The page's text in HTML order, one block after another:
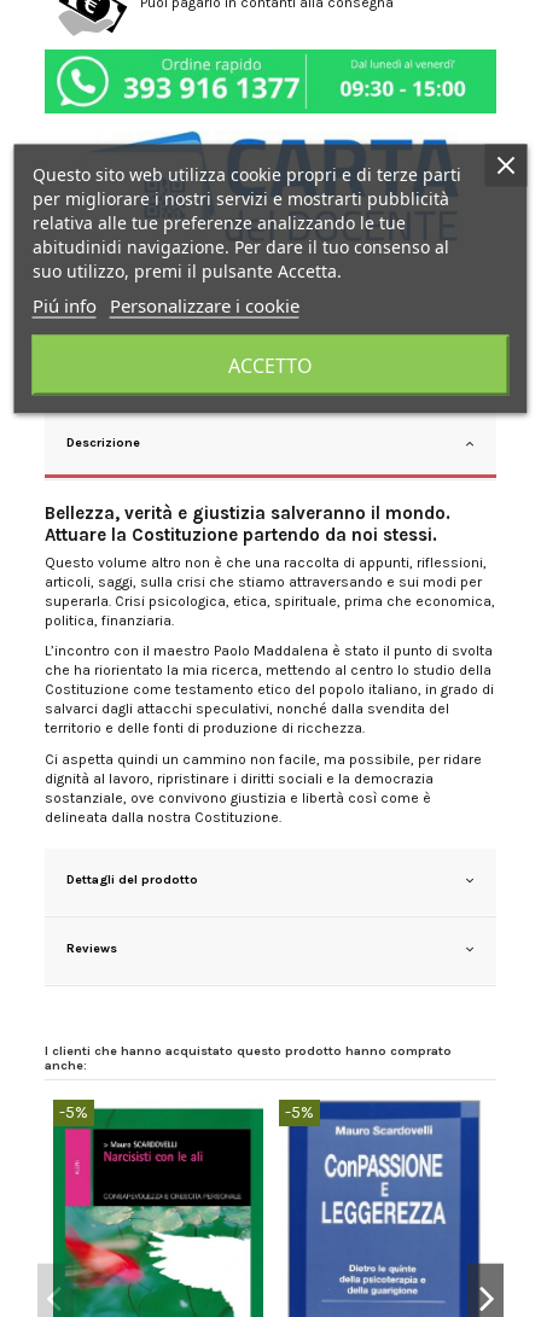
Descrizione
Bellezza, verità e giustizia salveranno il mondo.
Attuare la Costituzione partendo da noi stessi.
Questo volume altro non è che una raccolta di appunti, riflessioni,
articoli, saggi, sulla crisi che stiamo attraversando e sui modi per
superarla. Crisi psicologica, etica, spirituale, prima che economica,
politica, finanziaria.
L’incontro con il maestro Paolo Maddalena è stato il punto di svolta
che ha riorientato la mia ricerca, mettendo al centro lo studio della
Costituzione come testamento etico del popolo italiano, in grado di
salvarci dagli attacchi speculativi, nonché dalla svendita del
territorio e delle fonti di produzione di ricchezza.
Ci aspetta quindi un cammino non facile, ma possibile, per ridare
dignità al lavoro, ripristinare i diritti sociali e la democrazia
sostanziale, ove convivono giustizia e libertà così come è
delineata dalla nostra Costituzione.
Dettagli del prodotto
Reviews
I clienti che hanno acquistato questo prodotto hanno comprato
anche:
-5% -5%
Questo sito web utilizza cookie propri e di terze parti
per migliorare i nostri servizi e mostrarti pubblicità
relativa alle tue preferenze analizzando le tue
abitudinidi navigazione. Per dare il tuo consenso al
suo utilizzo, premi il pulsante Accetta.
Piú info Personalizzare i cookie
ACCETTO